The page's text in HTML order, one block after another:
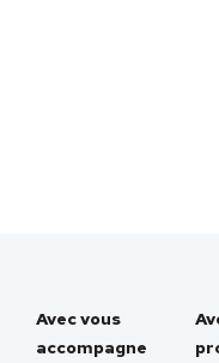
Avec vous
accompagne